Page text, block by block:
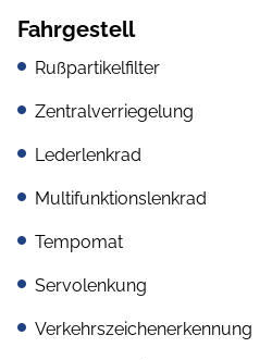
Fahrgestell
Rußpartikelfilter
Zentralverriegelung
Lederlenkrad
Multifunktionslenkrad
Tempomat
Servolenkung
Verkehrszeichenerkennung